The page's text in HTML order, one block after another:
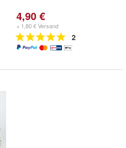
4,90 €
+ 1,80 € Versand
2